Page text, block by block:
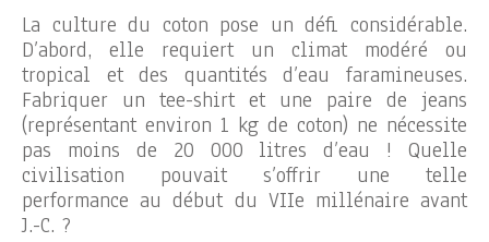
La culture du coton pose un défi considérable.
D’abord, elle requiert un climat modéré ou
tropical et des quantités d’eau faramineuses.
Fabriquer un tee-shirt et une paire de jeans
(représentant environ 1 kg de coton) ne nécessite
pas moins de 20 000 litres d’eau ! Quelle
civilisation pouvait s’offrir une telle
performance au début du VIIe millénaire avant
J.-C. ?